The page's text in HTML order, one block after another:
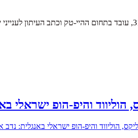
הוליווד והיפ-הופ